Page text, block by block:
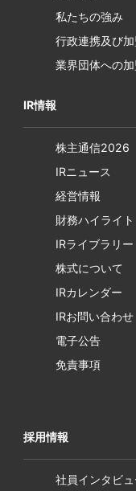
私たちの強み
行政連携及び
業界団体への加
IR情報
株主通信2026
IRニュース
経営情報
財務ハイライト
IRライブラリー
株式について
IRカレンダー
IRお問い合わせ
電子公告
免責事項
採用情報
社員インタビュ